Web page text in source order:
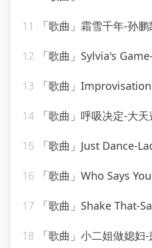
11 「歌曲」霜雪千年-孙
12 「歌曲」Sylvia's
13 「歌曲」Improvisations
14 「歌曲」呼吸决定-大天
15 「歌曲」Just Dance-
16 「歌曲」Who Says You Can’t Go
17 「歌曲」Shake That-
18 「歌曲」小二姐做媳妇